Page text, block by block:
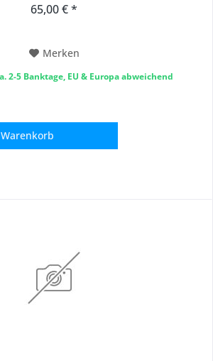
65,00 € *
Merken
2-5 Banktage, EU & Europa abweichend
Warenkorb